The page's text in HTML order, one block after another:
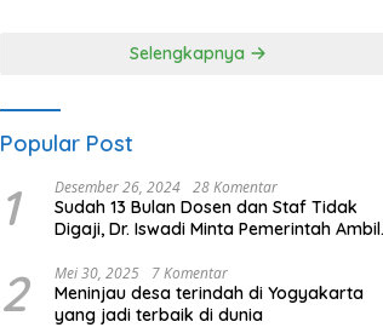
Selengkapnya
Popular Post
1 Desember 26, 2024 28 Komentar
Sudah 13 Bulan Dosen dan Staf Tidak
Digaji, Dr. Iswadi Minta Pemerintah Ambil
2 Mei 30, 2025 7 Komentar
Meninjau desa terindah di Yogyakarta
yang jadi terbaik di dunia